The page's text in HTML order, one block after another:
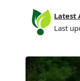
Last
Latest